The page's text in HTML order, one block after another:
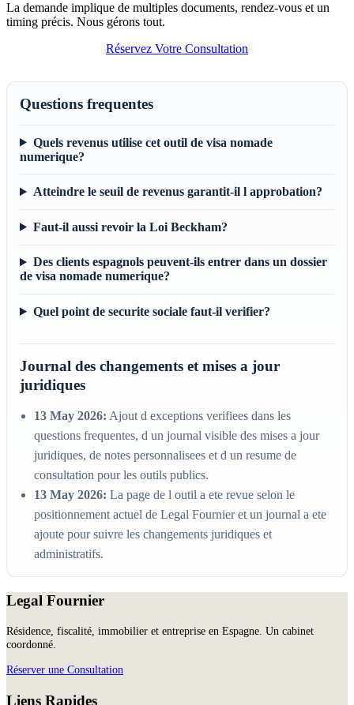
La demande implique de multiples documents, rendez-vous et un
timing précis. Nous gérons tout.
Réservez Votre Consultation
Questions frequentes
Quels revenus utilise cet outil de visa nomade
numerique?
Atteindre le seuil de revenus garantit-il l approbation?
Faut-il aussi revoir la Loi Beckham?
Des clients espagnols peuvent-ils entrer dans un dossier
de visa nomade numerique?
Quel point de securite sociale faut-il verifier?
Journal des changements et mises a jour
juridiques
13 May 2026: Ajout d exceptions verifiees dans les
questions frequentes, d un journal visible des mises a jour
juridiques, de notes personnalisees et d un resume de
consultation pour les outils publics.
13 May 2026: La page de l outil a ete revue selon le
positionnement actuel de Legal Fournier et un journal a ete
ajoute pour suivre les changements juridiques et
administratifs.
Legal Fournier
Résidence, fiscalité, immobilier et entreprise en Espagne. Un cabinet
coordonné.
Réserver une Consultation
Liens Rapides